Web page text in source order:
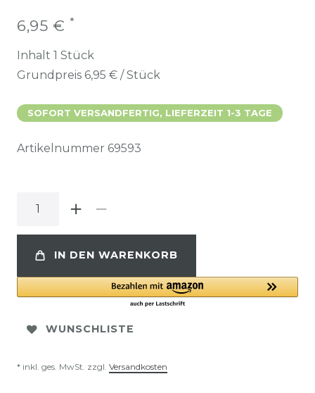
6,95 € *
Inhalt 1 Stück
Grundpreis 6,95 € / Stück
SOFORT VERSANDFERTIG, LIEFERZEIT 1-3 TAGE
Artikelnummer 69593
IN DEN WARENKORB
WUNSCHLISTE
* inkl. ges. MwSt. zzgl. Versandkosten